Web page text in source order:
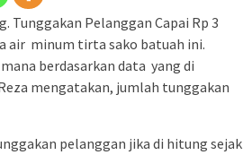
Tunggakan Pelanggan Capai Rp 3
air minum tirta sako batuah ini.
berdasarkan data yang di
mengatakan, jumlah tunggakan
pelanggan jika di hitung sejak